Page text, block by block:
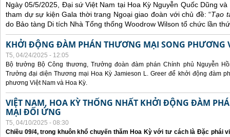
Ngày 05/5/2025, Đại sứ Việt Nam tại Hoa Kỳ Nguyễn Quốc Dũng
tham dự sự kiện Gala thời trang Ngoại giao đoàn với chủ đề: “Tạo
do Bảo tàng Di tích Nhà Tổng thống Woodrow Wilson tổ chức lần
KHỞI ĐỘNG ĐÀM PHÁN THƯƠNG MẠI SONG PHƯƠNG
T5, 04/24/2025 - 12:05
Bộ trưởng Bộ Công thương, Trưởng đoàn đàm phán Chính phủ Nguyễn
Trưởng đại diện Thương mại Hoa Kỳ Jamieson L. Greer để khởi động đàm
phương Việt Nam và Hoa Kỳ.
VIỆT NAM, HOA KỲ THỐNG NHẤT KHỞI ĐỘNG ĐÀM
MẠI ĐỐI ỨNG
T5, 04/10/2025 - 08:30
Chiều 09/4, trong khuôn khổ chuyến thăm Hoa Kỳ với tư cách là Đặc phái